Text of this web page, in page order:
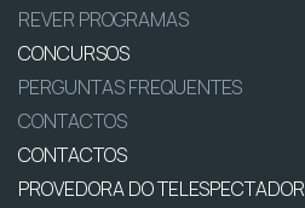
REVER PROGRAMAS
CONCURSOS
PERGUNTAS FREQUENTES
CONTACTOS
CONTACTOS
PROVEDORA DO TELESPECTADOR